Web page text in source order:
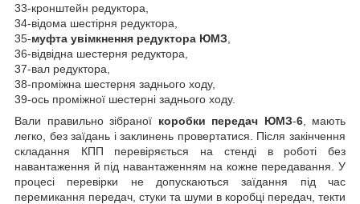
33-кронштейн редуктора,
34-відома шестірня редуктора,
35-муфта увімкнення редуктора ЮМЗ
36-відвідна шестерня редуктора,
37-вал редуктора,
38-проміжна шестерня заднього ходу,
39-ось проміжної шестерні заднього ходу.
Вали правильно зібраної коробки передач ЮМЗ-6, мають
легко, без заїдань і заклинень провертатися. Після закінчення
складання КПП перевіряється на стенді в роботі без
навантаження й під навантаженням на кожне передавання. У
процесі перевірки не допускаються заїдання під час
перемикання передач, стуки та шуми в коробці передач, текти